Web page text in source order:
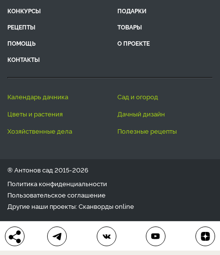
КОНКУРСЫ
ПОДАРКИ
РЕЦЕПТЫ
ТОВАРЫ
ПОМОЩЬ
О ПРОЕКТЕ
КОНТАКТЫ
календарь дачника
сад и огород
цветы и растения
дачный дизайн
хозяйственные дела
полезные рецепты
® Антонов сад 2015-2026
Политика конфиденциальности
Пользовательское соглашение
Другие наши проекты: Сканвордыonline
Любое использование материала допускается только с
письменного согласия редакции